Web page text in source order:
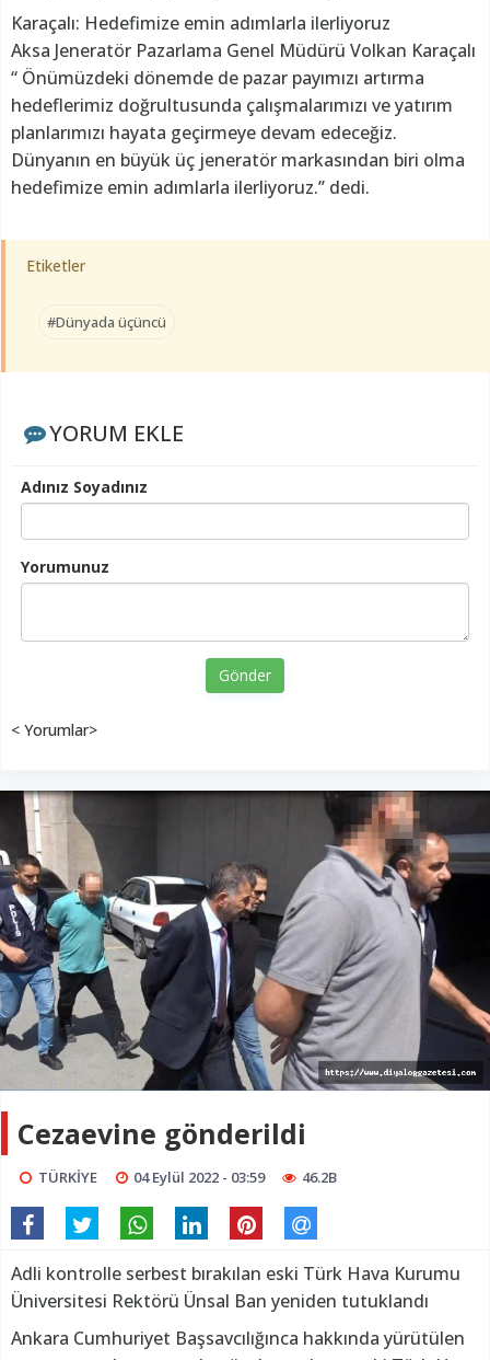
Karaçalı: Hedefimize emin adımlarla ilerliyoruz
Aksa Jeneratör Pazarlama Genel Müdürü Volkan Karaçalı
“ Önümüzdeki dönemde de pazar payımızı artırma
hedeflerimiz doğrultusunda çalışmalarımızı ve yatırım
planlarımızı hayata geçirmeye devam edeceğiz.
Dünyanın en büyük üç jeneratör markasından biri olma
hedefimize emin adımlarla ilerliyoruz.’’ dedi.
Etiketler
#Dünyada üçüncü
YORUM EKLE
Adınız Soyadınız
Yorumunuz
Gönder
< Yorumlar>
Cezaevine gönderildi
TÜRKİYE 04 Eylül 2022 - 03:59 46.2B
Adli kontrolle serbest bırakılan eski Türk Hava Kurumu
Üniversitesi Rektörü Ünsal Ban yeniden tutuklandı
Ankara Cumhuriyet Başsavcılığınca hakkında yürütülen